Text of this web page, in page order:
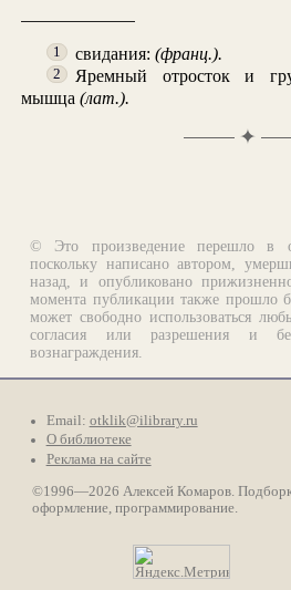
1 свидания:(франц.).
2
Яремный отросток и
мышца(лат.).
✦
© Это произведение перешло в
поскольку написано автором,
назад, и опубликовано
момента публикации также прошло
может свободно использоваться
согласия или разрешения и
вознаграждения.
Email: otklik@ilibrary.ru
О библиотеке
Реклама на сайте
©1996—2026 Алексей Комаров.
оформление, программирование.